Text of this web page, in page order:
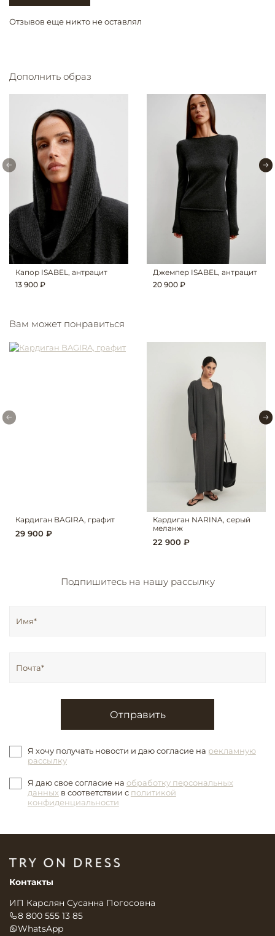
Отзывов еще никто не оставлял
Дополнить образ
Капор ISABEL, антрацит
13 900 ₽
Джемпер ISABEL, антрацит
20 900 ₽
Вам может понравиться
Кардиган BAGIRA, графит
29 900 ₽
Кардиган NARINA, серый
меланж
22 900 ₽
Подпишитесь на нашу рассылку
Отправить
Я хочу получать новости и даю согласие на рекламную
рассылку
Я даю свое согласие на обработку персональных
данных в соответствии с политикой
конфиденциальности
Контакты
ИП Карслян Сусанна Погосовна
8 800 555 13 85
WhatsApp